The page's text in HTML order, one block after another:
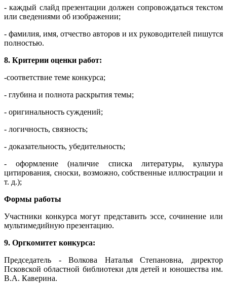
- каждый слайд презентации должен сопровождаться текстом
или сведениями об изображении;
- фамилия, имя, отчество авторов и их руководителей пишутся
полностью.
8. Критерии оценки работ:
-соответствие теме конкурса;
- глубина и полнота раскрытия темы;
- оригинальность суждений;
- логичность, связность;
- доказательность, убедительность;
- оформление (наличие списка литературы, культура
цитирования, сноски, возможно, собственные иллюстрации и
т. д.);
Формы работы
Участники конкурса могут представить эссе, сочинение или
мультимедийную презентацию.
9. Оргкомитет конкурса:
Председатель - Волкова Наталья Степановна, директор
Псковской областной библиотеки для детей и юношества им.
В.А. Каверина.